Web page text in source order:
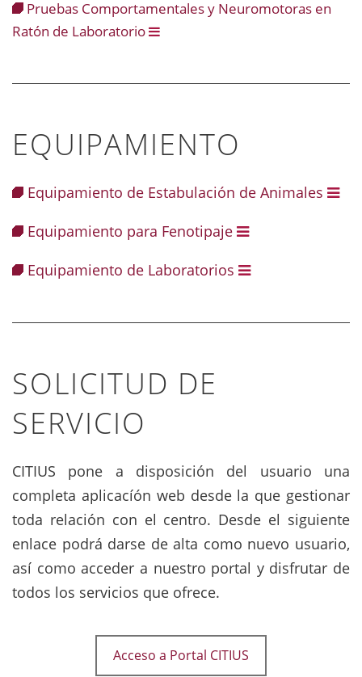
Pruebas Comportamentales y Neuromotoras en
Ratón de Laboratorio
EQUIPAMIENTO
Equipamiento de Estabulación de Animales
Equipamiento para Fenotipaje
Equipamiento de Laboratorios
SOLICITUD DE
SERVICIO
CITIUS pone a disposición del usuario una
completa aplicacíón web desde la que gestionar
toda relación con el centro. Desde el siguiente
enlace podrá darse de alta como nuevo usuario,
así como acceder a nuestro portal y disfrutar de
todos los servicios que ofrece.
Acceso a Portal CITIUS